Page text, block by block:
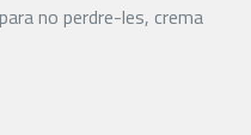
no perdre-les, crema